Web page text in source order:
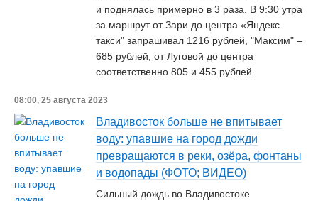
и поднялась примерно в 3 раза. В 9:30 утра
за маршрут от Зари до центра «Яндекс
такси" запрашивал 1216 рублей, "Максим" –
685 рублей, от Луговой до центра
соответственно 805 и 455 рублей.
08:00, 25 августа 2023
Владивосток больше не впитывает
воду: упавшие на город дожди
превращаются в реки, озёра, фонтаны
и водопады (ФОТО; ВИДЕО)
Сильный дождь во Владивостоке